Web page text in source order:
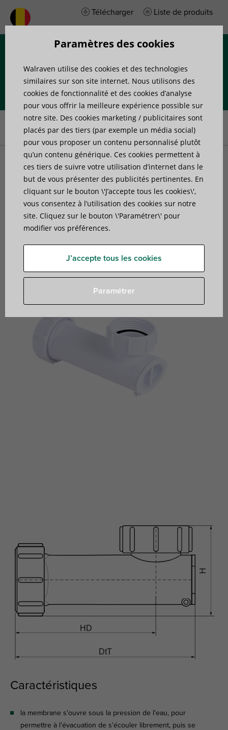
Télécharger Liste de produits
Accueil»Produits» Sanitaire et plomberie »Siphons»McAlpine
MacValve Siphon à membrane gain de place
McAlpine MacValve
Siphon à membrane gain
de place
Clapet à membrane
Caractéristiques
la membrane s'ouvre sous la pression de l'eau, pour
permettre à l'évacuation de s'écouler librement, puis se
Paramètres des cookies
Walraven utilise des cookies et des technologies
similaires sur son site internet. Nous utilisons des
cookies de fonctionnalité et des cookies d’analyse
pour vous offrir la meilleure expérience possible sur
notre site. Des cookies marketing / publicitaires sont
placés par des tiers (par exemple un média social)
pour vous proposer un contenu personnalisé plutôt
qu’un contenu générique. Ces cookies permettent à
ces tiers de suivre votre utilisation d’internet dans le
but de vous présenter des publicités pertinentes. En
cliquant sur le bouton \'J’accepte tous les cookies\',
vous consentez à l’utilisation des cookies sur notre
site. Cliquez sur le bouton \'Paramétrer\' pour
modifier vos préférences.
J’accepte tous les cookies
Paramétrer